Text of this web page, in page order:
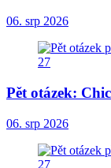
06. srp 2026
Pět otázek:
06. srp 2026